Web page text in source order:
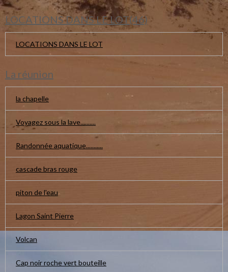
LOCATIONS DANS LE LOT(46)
LOCATIONS DANS LE LOT
La réunion
la chapelle
Voyagez sous la lave..........
Randonnée aquatique...........
cascade bras rouge
piton de l'eau
Lagon Saint Pierre
Volcan
Cap noir roche vert bouteille